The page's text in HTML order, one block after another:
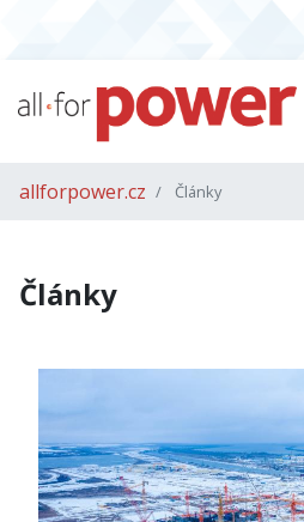
allforpower.cz Články
Články